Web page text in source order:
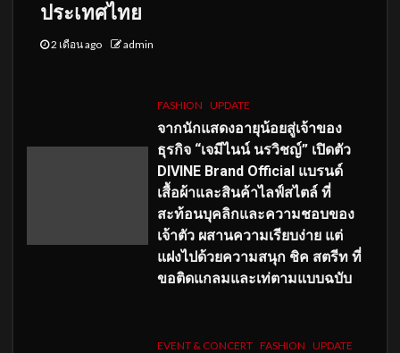
ประเทศไทย
2 เดือน ago admin
FASHION UPDATE
จากนักแสดงอายุน้อยสู่เจ้าของ
ธุรกิจ “เจมีไนน์ นรวิชญ์” เปิดตัว
DIVINE Brand Official แบรนด์
เสื้อผ้าและสินค้าไลฟ์สไตล์ ที่
สะท้อนบุคลิกและความชอบของ
เจ้าตัว ผสานความเรียบง่าย แต่
แฝงไปด้วยความสนุก ชิค สตรีท ที่
ขอติดแกลมและเท่ตามแบบฉบับ
EVENT & CONCERT FASHION UPDATE